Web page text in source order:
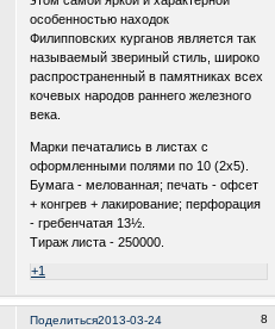
особенностью находок
Филипповских курганов является так
называемый звериный стиль, широко
распространенный в памятниках всех
кочевых народов раннего железного
века.
Марки печатались в листах с
оформленными полями по 10 (2х5).
Бумага - мелованная; печать - офсет
+ конгрев + лакирование; перфорация
- гребенчатая 13½.
Тираж листа - 250000.
+1
Поделиться 8
2013-03-24